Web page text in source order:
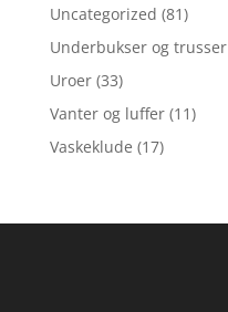
Uncategorized (81)
Underbukser og trusser
Uroer (33)
Vanter og luffer (11)
Vaskeklude (17)